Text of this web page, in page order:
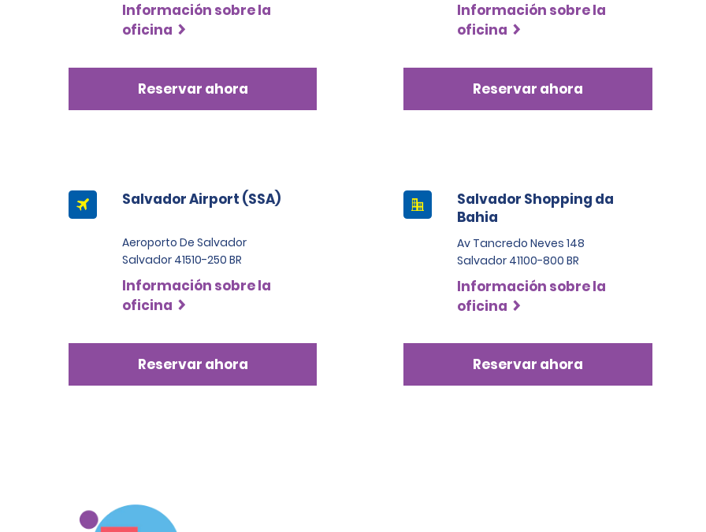
Información sobre la
oficina
Reservar ahora
Información sobre la
oficina
Reservar ahora
Salvador Airport (SSA)
Aeroporto De Salvador
Salvador 41510-250 BR
Información sobre la
oficina
Reservar ahora
Salvador Shopping da
Bahia
Av Tancredo Neves 148
Salvador 41100-800 BR
Información sobre la
oficina
Reservar ahora